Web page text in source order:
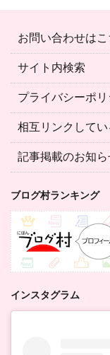
お問い合わせはこ
サイト内検索
プライバシーポリ
相互リンクして
記事掲載のお知ら
ブログ村ランキング
インスタグラム